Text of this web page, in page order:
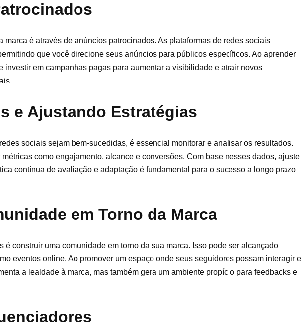
é através de anúncios patrocinados. As plataformas de redes sociais
que você direcione seus anúncios para públicos específicos. Ao aprender
investir em campanhas pagas para aumentar a visibilidade e atrair novos
e Ajustando Estratégias
sociais sejam bem-sucedidas, é essencial monitorar e analisar os resultados.
como engajamento, alcance e conversões. Com base nesses dados, ajuste
contínua de avaliação e adaptação é fundamental para o sucesso a longo prazo
em Torno da Marca
é construir uma comunidade em torno da sua marca. Isso pode ser alcançado
eventos online. Ao promover um espaço onde seus seguidores possam interagir e
a lealdade à marca, mas também gera um ambiente propício para feedbacks e